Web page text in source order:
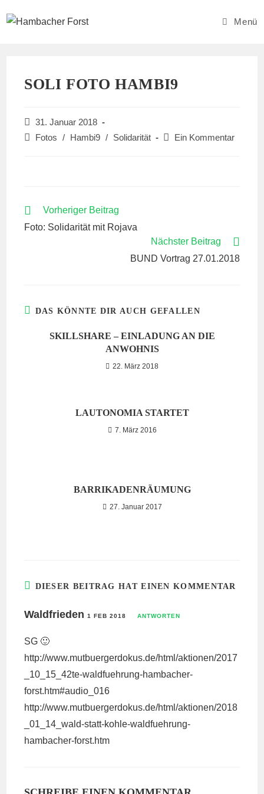
Inhalt
Menü
SOLI FOTO HAMBI9
Beitrag
veröffentlicht:
31. Januar 2018
Beitrags-
Fotos / Hambi9 / Solidarität
Beitrags-
Ein Kommentar
WEITERE
ANSEHEN
Vorheriger Beitrag
Foto: Solidarität mit Rojava
Nächster Beitrag
BUND Vortrag 27.01.2018
DAS KÖNNTE DIR AUCH GEFALLEN
SKILLSHARE – EINLADUNG AN DIE
ANWOHNIS
22. März 2018
LAUTONOMIA STARTET
7. März 2016
BARRIKADENRÄUMUNG
27. Januar 2017
DIESER BEITRAG HAT EINEN KOMMENTAR
Waldfrieden1 FEB 2018 ANTWORTEN
SG 🙂
http://www.mutbuergerdokus.de/html/aktionen/2017
_10_15_42te-waldfuehrung-hambacher-
forst.htm#audio_016
http://www.mutbuergerdokus.de/html/aktionen/2018
_01_14_wald-statt-kohle-waldfuehrung-
hambacher-forst.htm